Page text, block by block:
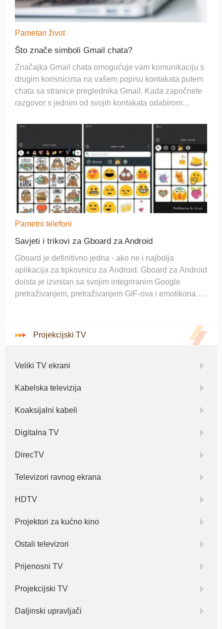
Pametan život
Što znače simboli Gmail chata?
Značajka Gmail chata omogućuje vam komunikaciju s
drugim korisnicima na vašem popisu kontakata putem
chata sa stranice preglednika Gmail. Kada započnete
razgovor s jednim od svojih kontakata odabirom
prozor za razgovor na stranici Gmail. Simboli pri
Pametni telefoni
Savjeti i trikovi za Gboard za Android
Gboard je definitivno jedna - ako ne i najbolja
aplikacija za tipkovnicu za Android. Gboard za Android
doista je izvrstan sa svojim integriranim Google
pretraživanjem, pretraživanjem GIF-ova i emotikona i
Projekcijski TV
Veliki TV ekrani
Kabelska televizija
Koaksijalni kabeli
Digitalna TV
DirecTV
Televizori ravnog ekrana
HDTV
Projektori za kućno kino
Ostali televizori
Prijenosni TV
Projekcijski TV
Daljinski upravljači